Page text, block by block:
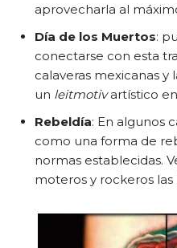
aprovecharla al
Día de los Muertos:
conectarse con esta
calaveras mexicanas y
un leitmotivartístico
Rebeldía: En algunos
como una forma de
normas establecidas.
moteros y rockeros